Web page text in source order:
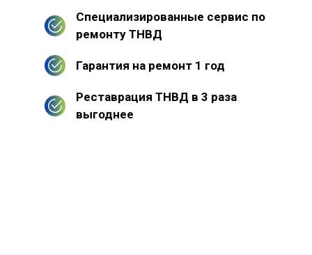
Специализированные сервис по
ремонту ТНВД
Гарантия на ремонт 1 год
Реставрация ТНВД в 3 раза
выгоднее